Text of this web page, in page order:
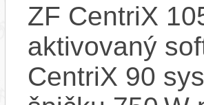
ZF CentriX
aktivovaný
CentriX 90